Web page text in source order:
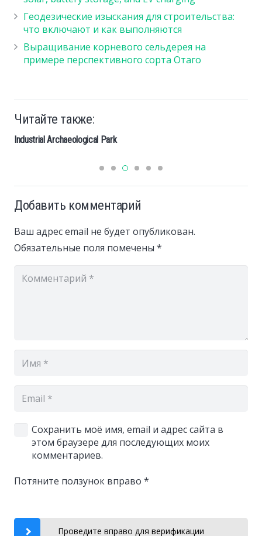
Геодезические изыскания для строительства:
что включают и как выполняются
Выращивание корневого сельдерея на
примере перспективного сорта Отаго
Читайте также:
Industrial Archaeological Park
Добавить комментарий
Ваш адрес email не будет опубликован.
Обязательные поля помечены *
Сохранить моё имя, email и адрес сайта в
этом браузере для последующих моих
комментариев.
Потяните ползунок вправо *
Проведите вправо для верификации